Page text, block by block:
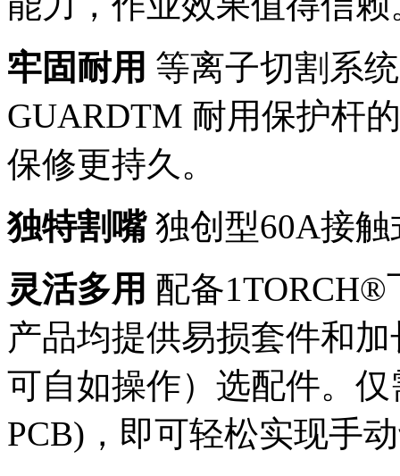
牢固耐用 等离子切割系
GUARDTM 耐用保护杆
保修更持久。
独特割嘴独创型60A接触
灵活多用 配备
产品均提供易损套件和
可自如操作）选配件。
PCB)，即可轻松实现手